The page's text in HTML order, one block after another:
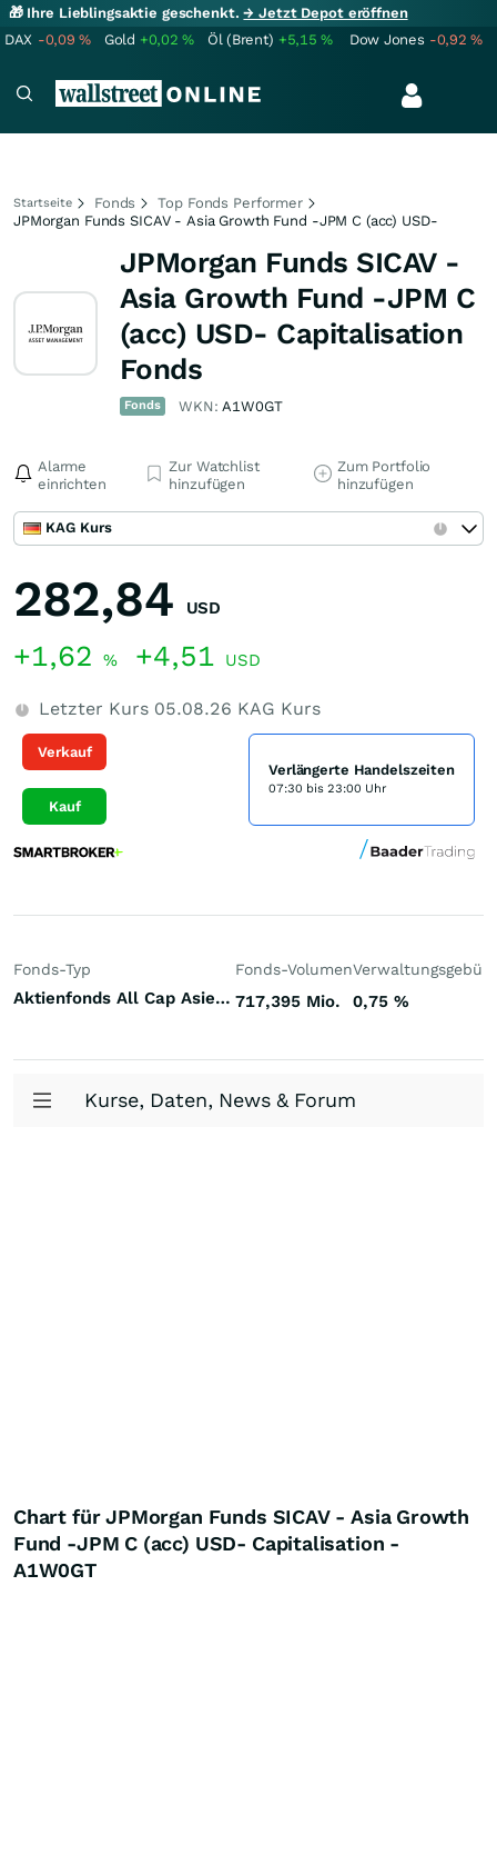
🎁 Ihre Lieblingsaktie geschenkt.→ Jetzt Depot eröffnen
DAX -0,09% Gold +0,02% Öl (Brent) +5,15% Dow Jones -0,92%
Startseite Fonds
Top Fonds Performer
JPMorgan Funds SICAV - Asia Growth Fund -JPM C (acc) USD-
JPMorgan Funds SICAV -
Asia Growth Fund -JPM C
(acc) USD- Capitalisation
Fonds
Fonds WKN:A1W0GT
Alarme
einrichten
Zur Watchlist
hinzufügen
Zum Portfolio
hinzufügen
KAG Kurs
282,84 USD
+1,62 % +4,51 USD
Letzter Kurs 05.08.26 KAG Kurs
Verkauf
Kauf
Verlängerte Handelszeiten
07:30 bis 23:00 Uhr
Fonds-Typ
Aktienfonds All Cap Asien/Pazifik (ex Japan)
Fonds-Volumen
717,395 Mio. 0,75 %
Kurse, Daten, News & Forum
Chart für JPMorgan Funds SICAV - Asia Growth
Fund -JPM C (acc) USD- Capitalisation -
A1W0GT